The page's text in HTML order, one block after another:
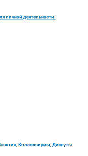
личной деятельности.
Коллоквиумы, Диспуты